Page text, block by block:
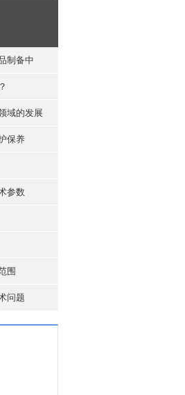
制备中
域的发展
保养
参数
围
问题